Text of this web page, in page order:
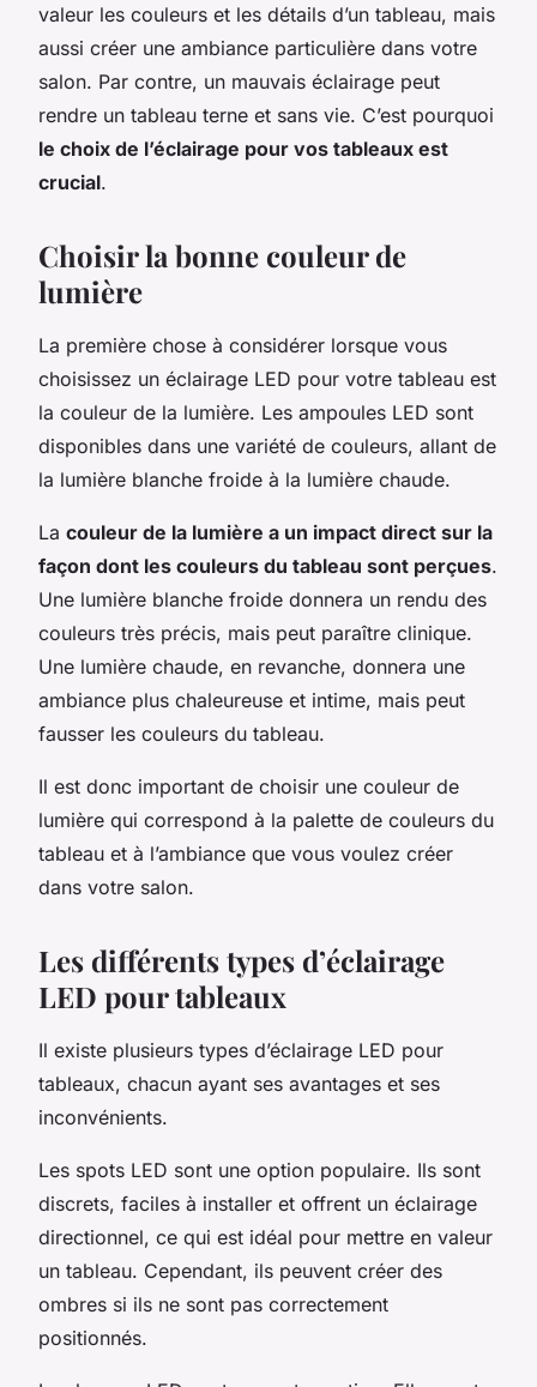
valeur les couleurs et les détails d’un tableau, mais
aussi créer une ambiance particulière dans votre
salon. Par contre, un mauvais éclairage peut
rendre un tableau terne et sans vie. C’est pourquoi
le choix de l’éclairage pour vos tableaux est
crucial.
Choisir la bonne couleur de
lumière
La première chose à considérer lorsque vous
choisissez un éclairage LED pour votre tableau est
la couleur de la lumière. Les ampoules LED sont
disponibles dans une variété de couleurs, allant de
la lumière blanche froide à la lumière chaude.
La couleur de la lumière a un impact direct sur la
façon dont les couleurs du tableau sont perçues.
Une lumière blanche froide donnera un rendu des
couleurs très précis, mais peut paraître clinique.
Une lumière chaude, en revanche, donnera une
ambiance plus chaleureuse et intime, mais peut
fausser les couleurs du tableau.
Il est donc important de choisir une couleur de
lumière qui correspond à la palette de couleurs du
tableau et à l’ambiance que vous voulez créer
dans votre salon.
Les différents types d’éclairage
LED pour tableaux
Il existe plusieurs types d’éclairage LED pour
tableaux, chacun ayant ses avantages et ses
inconvénients.
Les spots LED sont une option populaire. Ils sont
discrets, faciles à installer et offrent un éclairage
directionnel, ce qui est idéal pour mettre en valeur
un tableau. Cependant, ils peuvent créer des
ombres si ils ne sont pas correctement
positionnés.